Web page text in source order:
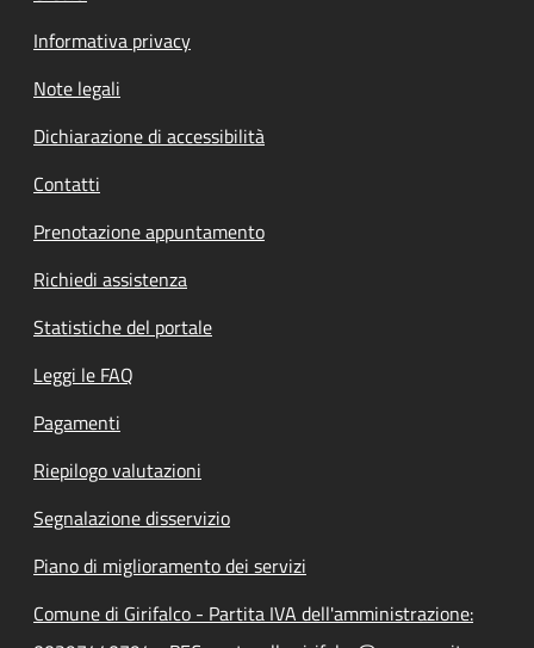
Informativa privacy
Note legali
Dichiarazione di accessibilità
Contatti
Prenotazione appuntamento
Richiedi assistenza
Statistiche del portale
Leggi le FAQ
Pagamenti
Riepilogo valutazioni
Segnalazione disservizio
Piano di miglioramento dei servizi
Comune di Girifalco - Partita IVA dell'amministrazione: